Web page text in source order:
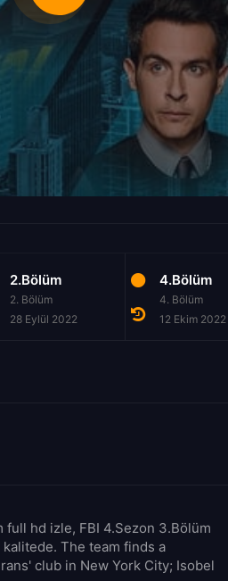
2.Bölüm
2. Bölüm
28 Eylül 2022
4.Bölüm
4. Bölüm
12 Ekim 2022
full hd izle, FBI 4.Sezon 3.Bölüm
kalitede. The team finds a
club in New York City; Isobel